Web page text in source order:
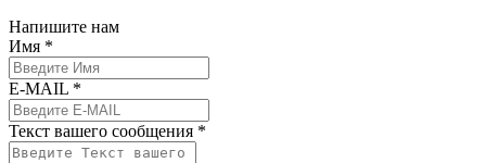
Напишите нам
Имя *
E-MAIL *
Текст вашего сообщения *